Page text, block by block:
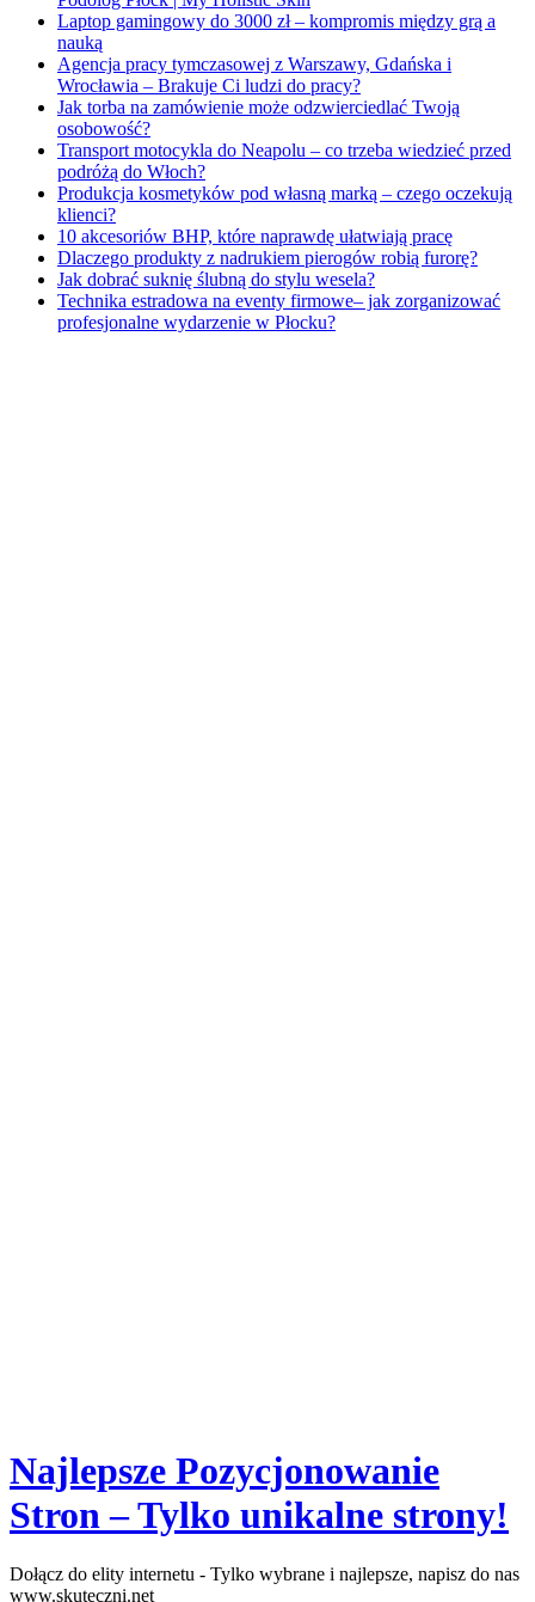
Laptop gamingowy do 3000 zł – kompromis między grą a
nauką
Agencja pracy tymczasowej z Warszawy, Gdańska i
Wrocławia – Brakuje Ci ludzi do pracy?
Jak torba na zamówienie może odzwierciedlać Twoją
osobowość?
Transport motocykla do Neapolu – co trzeba wiedzieć przed
podróżą do Włoch?
Produkcja kosmetyków pod własną marką – czego oczekują
klienci?
10 akcesoriów BHP, które naprawdę ułatwiają pracę
Dlaczego produkty z nadrukiem pierogów robią furorę?
Jak dobrać suknię ślubną do stylu wesela?
Technika estradowa na eventy firmowe– jak zorganizować
profesjonalne wydarzenie w Płocku?
Najlepsze Pozycjonowanie
Stron – Tylko unikalne strony!
Dołącz do elity internetu - Tylko wybrane i najlepsze, napisz do nas
www.skuteczni.net